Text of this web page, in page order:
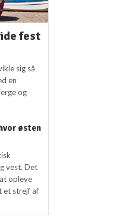
fest
sig så
en
og
østen
vest. Det
opleve
et strejf af